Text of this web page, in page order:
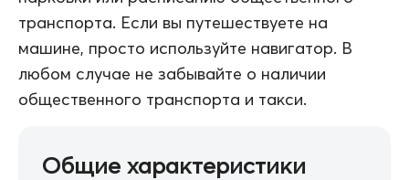
транспорта. Если вы путешествуете на
машине, просто используйте навигатор. В
любом случае не забывайте о наличии
общественного транспорта и такси.
Общие характеристики